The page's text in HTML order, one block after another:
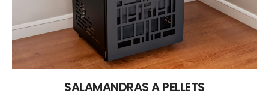
SALAMANDRAS A PELLETS